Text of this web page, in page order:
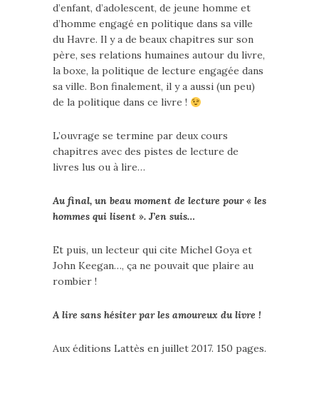
d’enfant, d’adolescent, de jeune homme et
d’homme engagé en politique dans sa ville
du Havre. Il y a de beaux chapitres sur son
père, ses relations humaines autour du livre,
la boxe, la politique de lecture engagée dans
sa ville. Bon finalement, il y a aussi (un peu)
de la politique dans ce livre !
L’ouvrage se termine par deux cours
chapitres avec des pistes de lecture de
livres lus ou à lire…
Au final, un beau moment de lecture pour « les
hommes qui lisent ». J’en suis…
Et puis, un lecteur qui cite Michel Goya et
John Keegan…, ça ne pouvait que plaire au
rombier !
A lire sans hésiter par les amoureux du livre !
Aux éditions Lattès en juillet 2017. 150 pages.